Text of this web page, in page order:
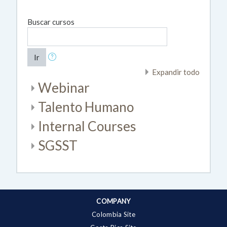
Buscar cursos
Ir
Expandir todo
Webinar
Talento Humano
Internal Courses
SGSST
COMPANY
Colombia Site